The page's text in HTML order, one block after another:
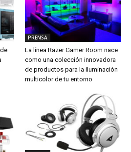
PRENSA
La línea Razer Gamer Room nace
como una colección innovadora
de productos para la iluminación
multicolor de tu entorno